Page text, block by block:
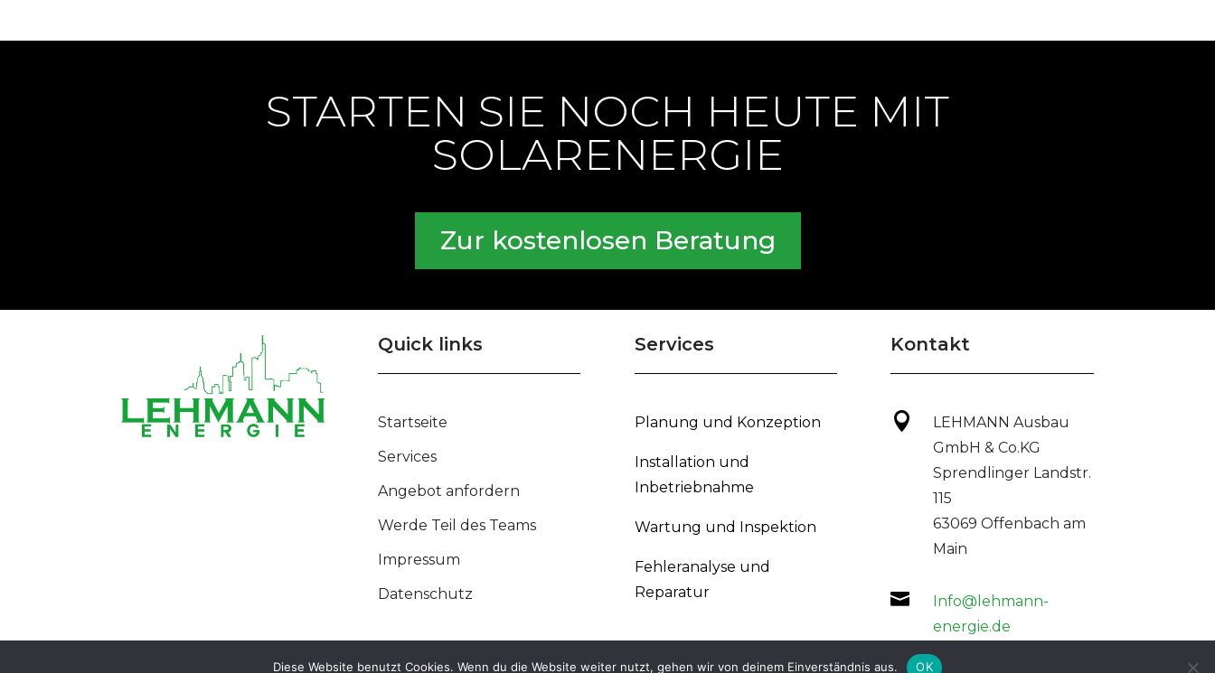
STARTEN SIE NOCH HEUTE MIT
SOLARENERGIE
Zur kostenlosen Beratung
Quick links
Startseite
Services
Angebot anfordern
Werde Teil des Teams
Impressum
Datenschutz
Services
Planung und Konzeption
Installation und
Inbetriebnahme
Wartung und Inspektion
Fehleranalyse und
Reparatur
Kontakt

LEHMANN Ausbau
GmbH & Co.KG
Sprendlinger Landstr.
115
63069 Offenbach am
Main

Info@lehmann-
energie.de
Diese Website benutzt Cookies. Wenn du die Website weiter nutzt, gehen wir von deinem Einverständnis aus. OK